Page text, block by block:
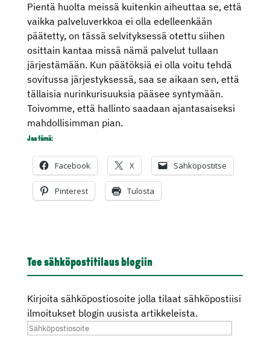
Pientä huolta meissä kuitenkin aiheuttaa se, että
vaikka palveluverkkoa ei olla edelleenkään
päätetty, on tässä selvityksessä otettu siihen
osittain kantaa missä nämä palvelut tullaan
järjestämään. Kun päätöksiä ei olla voitu tehdä
sovitussa järjestyksessä, saa se aikaan sen, että
tällaisia nurinkurisuuksia pääsee syntymään.
Toivomme, että hallinto saadaan ajantasaiseksi
mahdollisimman pian.
Jaa tämä:
Facebook X Sähköpostitse
Pinterest Tulosta
Tee sähköpostitilaus blogiin
Kirjoita sähköpostiosoite jolla tilaat sähköpostiisi
ilmoitukset blogin uusista artikkeleista.
Sähköpostiosoite